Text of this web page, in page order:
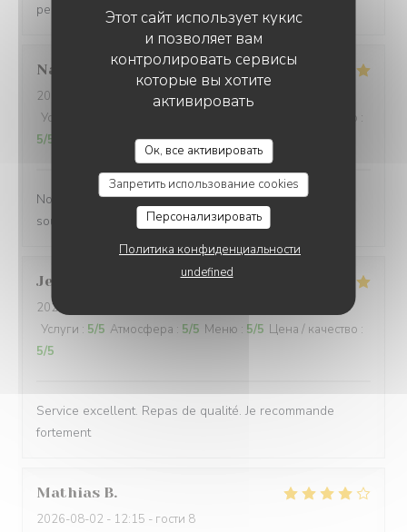
Этот сайт использует кукис
и позволяет вам
контролировать сервисы
которые вы хотите
активировать
Ок, все активировать
Запретить использование cookies
Персонализировать
Политика конфиденциальности
undefined
personnel est très accueillant et serviable
Nathalie D
2026-08-02
- 13:00 - гости 4
Услуги
Цена / качество :
5/5
Nous avons été reçus par un personnel accueillant et
souriant. Repas copieux et savoureux.
Jean paul
2026-08-01
Услуги : 5/5 Атмосфера : 5/5 Меню : 5/5 Цена / качество :
5/5
Service excellent. Repas de qualité. Je recommande
fortement
Mathias B
2026-08-02 - 12:15 - гости 8
LES TERRASSES DU PORT